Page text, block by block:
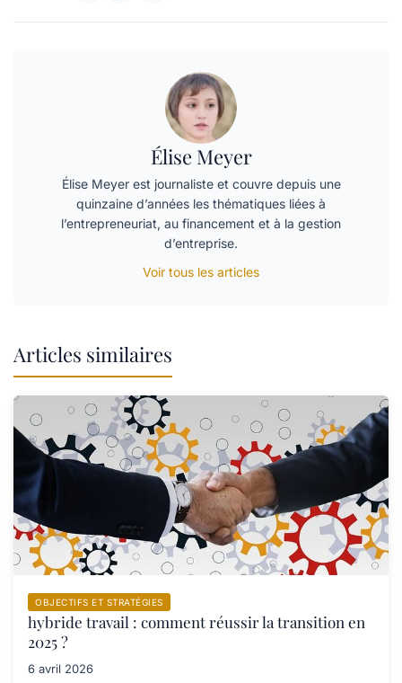
Élise Meyer
Élise Meyer est journaliste et couvre depuis une
quinzaine d’années les thématiques liées à
l’entrepreneuriat, au financement et à la gestion
d’entreprise.
Voir tous les articles
Articles similaires
OBJECTIFS ET STRATÉGIES
hybride travail : comment réussir la transition en
2025 ?
6 avril 2026